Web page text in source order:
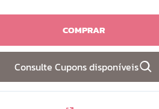
COMPRAR
Consulte Cupons disponíveis